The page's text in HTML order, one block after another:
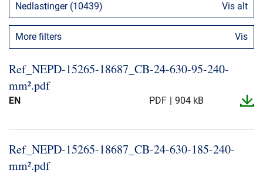
Referanser
Nedlastinger
Presse og arrangementer
Om oss
NKT ved første øyekast
Bærekraft
Nedlastinger (10439) Vis alt
More filters Vis
Ref_​NEPD-​15265-​18687_​CB-​24-​630-​95-​240-​
mm².​pdf
EN PDF 904 kB
Ref_​NEPD-​15265-​18687_​CB-​24-​630-​185-​240-​
mm².​pdf